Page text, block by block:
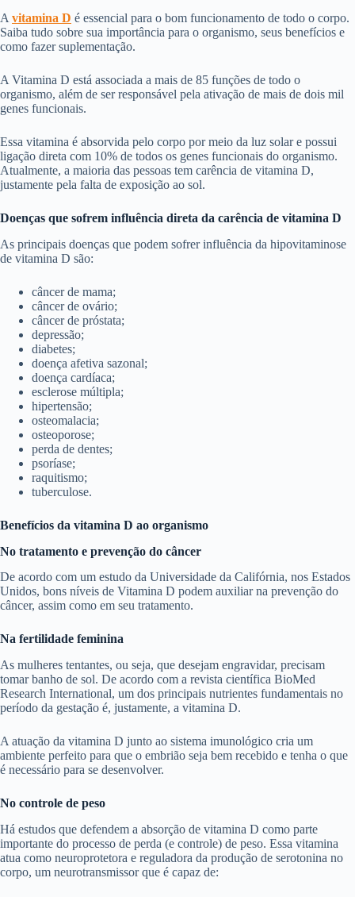
A vitamina D é essencial para o bom funcionamento de todo o corpo.
Saiba tudo sobre sua importância para o organismo, seus benefícios e
como fazer suplementação.
A Vitamina D está associada a mais de 85 funções de todo o
organismo, além de ser responsável pela ativação de mais de dois mil
genes funcionais.
Essa vitamina é absorvida pelo corpo por meio da luz solar e possui
ligação direta com 10% de todos os genes funcionais do organismo.
Atualmente, a maioria das pessoas tem carência de vitamina D,
justamente pela falta de exposição ao sol.
Doenças que sofrem influência direta da carência de vitamina D
As principais doenças que podem sofrer influência da hipovitaminose
de vitamina D são:
câncer de mama;
câncer de ovário;
câncer de próstata;
depressão;
diabetes;
doença afetiva sazonal;
doença cardíaca;
esclerose múltipla;
hipertensão;
osteomalacia;
osteoporose;
perda de dentes;
psoríase;
raquitismo;
tuberculose.
Benefícios da vitamina D ao organismo
No tratamento e prevenção do câncer
De acordo com um estudo da Universidade da Califórnia, nos Estados
Unidos, bons níveis de Vitamina D podem auxiliar na prevenção do
câncer, assim como em seu tratamento.
Na fertilidade feminina
As mulheres tentantes, ou seja, que desejam engravidar, precisam
tomar banho de sol. De acordo com a revista científica BioMed
Research International, um dos principais nutrientes fundamentais no
período da gestação é, justamente, a vitamina D.
A atuação da vitamina D junto ao sistema imunológico cria um
ambiente perfeito para que o embrião seja bem recebido e tenha o que
é necessário para se desenvolver.
No controle de peso
Há estudos que defendem a absorção de vitamina D como parte
importante do processo de perda (e controle) de peso. Essa vitamina
atua como neuroprotetora e reguladora da produção de serotonina no
corpo, um neurotransmissor que é capaz de: